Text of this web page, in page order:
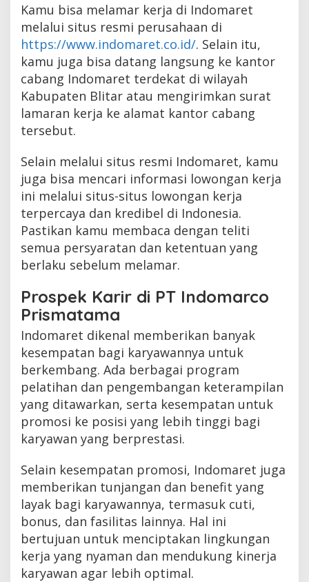
Kamu bisa melamar kerja di Indomaret
melalui situs resmi perusahaan di
https://www.indomaret.co.id/. Selain itu,
kamu juga bisa datang langsung ke kantor
cabang Indomaret terdekat di wilayah
Kabupaten Blitar atau mengirimkan surat
lamaran kerja ke alamat kantor cabang
tersebut.
Selain melalui situs resmi Indomaret, kamu
juga bisa mencari informasi lowongan kerja
ini melalui situs-situs lowongan kerja
terpercaya dan kredibel di Indonesia.
Pastikan kamu membaca dengan teliti
semua persyaratan dan ketentuan yang
berlaku sebelum melamar.
Prospek Karir di PT Indomarco
Prismatama
Indomaret dikenal memberikan banyak
kesempatan bagi karyawannya untuk
berkembang. Ada berbagai program
pelatihan dan pengembangan keterampilan
yang ditawarkan, serta kesempatan untuk
promosi ke posisi yang lebih tinggi bagi
karyawan yang berprestasi.
Selain kesempatan promosi, Indomaret juga
memberikan tunjangan dan benefit yang
layak bagi karyawannya, termasuk cuti,
bonus, dan fasilitas lainnya. Hal ini
bertujuan untuk menciptakan lingkungan
kerja yang nyaman dan mendukung kinerja
karyawan agar lebih optimal.